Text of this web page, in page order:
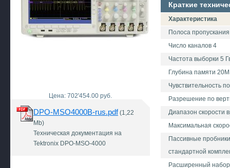
Цена: 702'454.00 руб.
DPO-MSO4000B-rus.pdf(1,22
Mb)
Техническая документация на
Tektronix DPO-MSO-4000
Краткие
Характеристика
Полоса
Число каналов 4
Частота выборки 5
Глубина памяти
Чувствительность
Разрешение по
Диапазон скорости
Максимальная
Пассивные
стандартной
Расширенный